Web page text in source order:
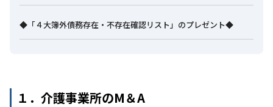
◆「４大簿外債務存在・不存在確認リスト」のプレゼント◆
１．介護事業所のM＆A